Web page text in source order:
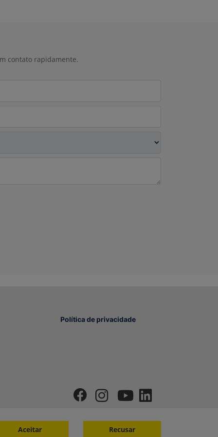
contato rapidamente.
Política de privacidade
Aceitar Recusar